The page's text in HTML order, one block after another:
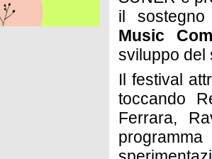
il
Music
sviluppo del
Il festival
toccando
Ferrara,